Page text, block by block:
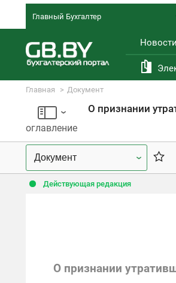
Главный Бухгалтер
Новости
Главная Документ
оглавление
О признании
Действующая редакция
О признании